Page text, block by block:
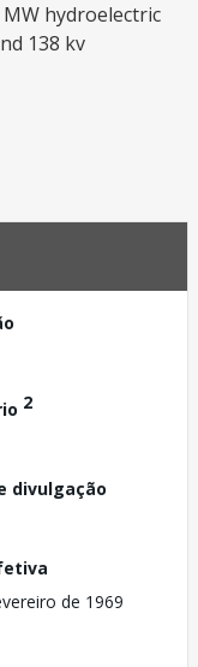
hydroelectric
138 kv
2
divulgação
de 1969